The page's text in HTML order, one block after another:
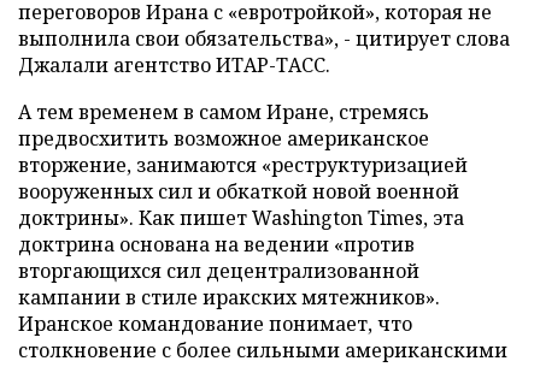
переговоров Ирана с «евротройкой», которая не
выполнила свои обязательства», - цитирует слова
Джалали агентство ИТАР-ТАСС.
А тем временем в самом Иране, стремясь
предвосхитить возможное американское
вторжение, занимаются «реструктуризацией
вооруженных сил и обкаткой новой военной
доктрины». Как пишет Washington Times, эта
доктрина основана на ведении «против
вторгающихся сил децентрализованной
кампании в стиле иракских мятежников».
Иранское командование понимает, что
столкновение с более сильными американскими